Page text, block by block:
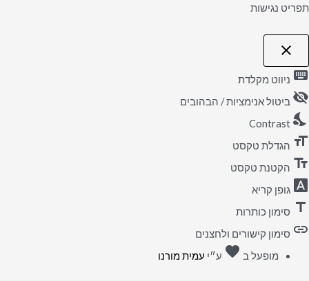
תפריט נגישות
close
פתיחה
של
הנגישות
keyboard ניווט מקלדת
visibility_off ביטול אנימציות / הבהובים
nights_stay
Contrast
format_size הגדלת טקסט
text_fields הקטנת טקסט
font_download גופן קריא
title סימון כותרות
link סימון קישורים ולחצנים
מופעל ב favorite אהבה
ע״י עמית מורנו